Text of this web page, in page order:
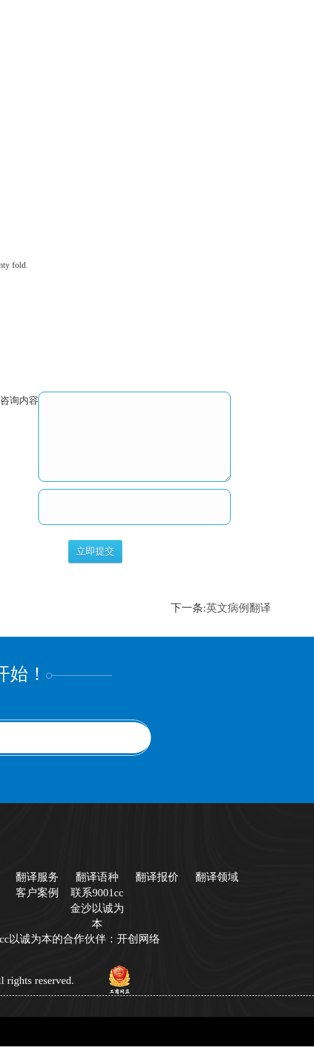
fold.
咨询内容
下一条:英文病例翻译
！
翻译服务 翻译语种 翻译报价
翻译领域
客户案例
联系9001cc
金沙以诚为
本
以诚为本的合作伙伴：开创网络
reserved.